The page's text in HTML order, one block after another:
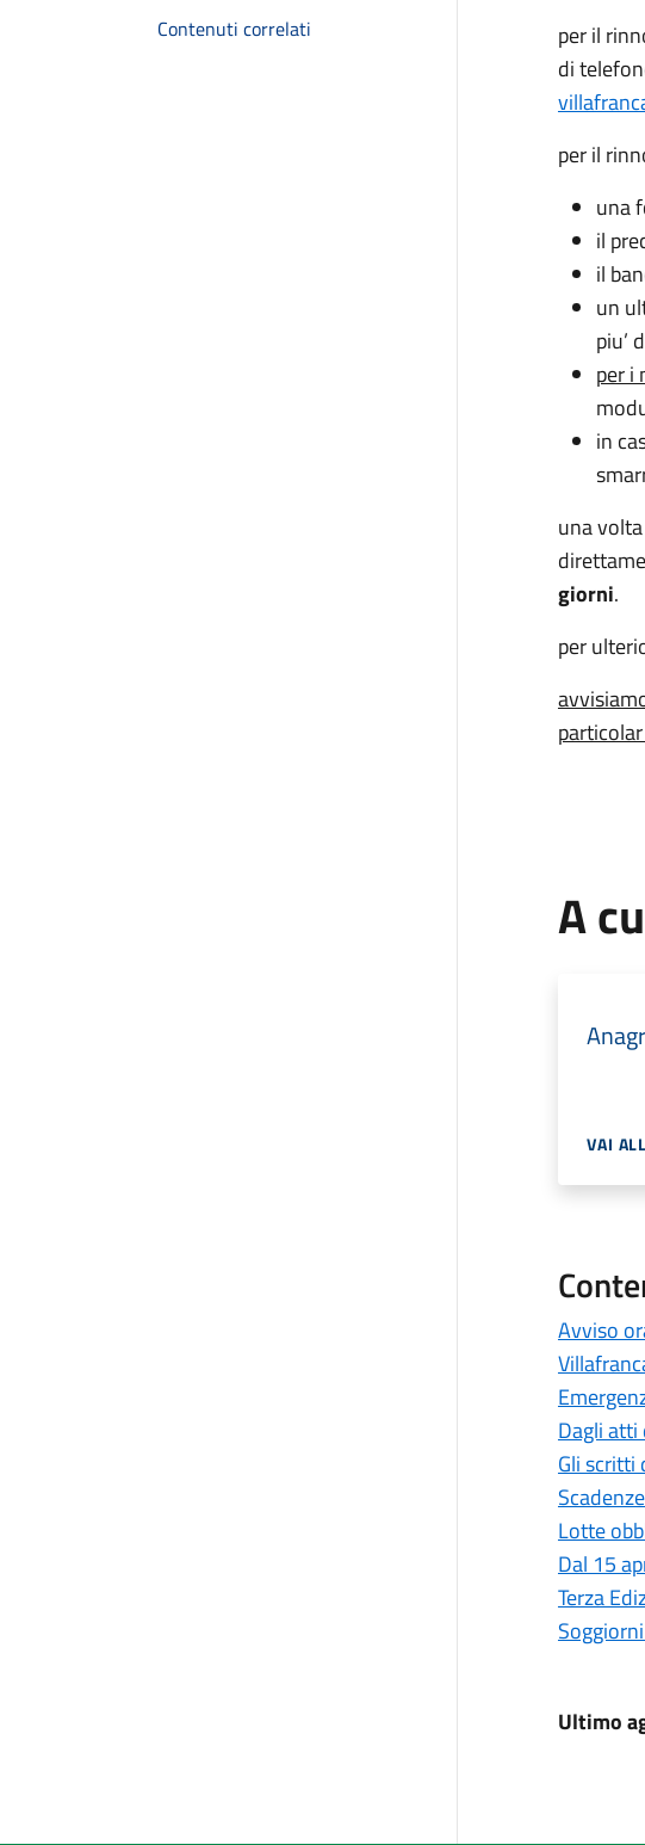
Contenuti correlati
per il
di
per il
una
il
il
un
piu’
per i
in
una
giorni.
per
A
VAI
Avviso
Dagli atti
Gli scritti
Lotte
Dal 15
Terza
Ultimo